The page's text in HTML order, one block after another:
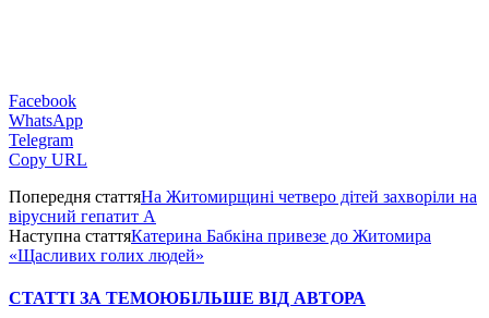
Facebook
WhatsApp
Telegram
Copy URL
Попередня статтяНа Житомирщині четверо дітей захворіли на
вірусний гепатит А
Наступна статтяКатерина Бабкіна привезе до Житомира
«Щасливих голих людей»
СТАТТІ ЗА ТЕМОЮБІЛЬШЕ ВІД АВТОРА